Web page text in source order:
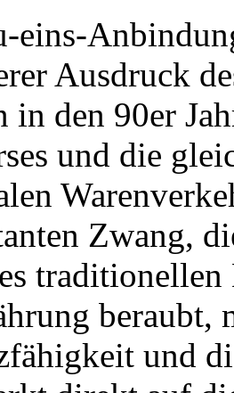
eins-
Ausdruck
den 90er
und die
Zwang,
beraubt,
und